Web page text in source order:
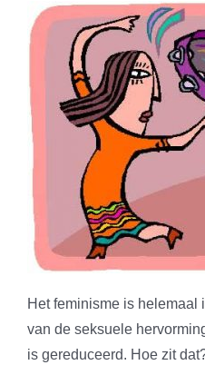
Het feminisme is
van de seksuele
is gereduceerd. Hoe zit